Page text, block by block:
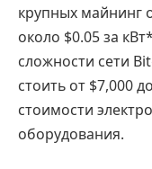
крупных майнинг
около $0.05 за
сложности сети
стоить от $7,000
стоимости
оборудования.